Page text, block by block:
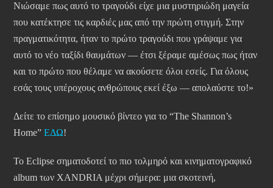
Νιώσαμε πως αυτό το τραγούδι είχε μια μυστηριώδη μαγεία
που κατέκτησε τις καρδιές μας από την πρώτη στιγμή. Στην
πραγματικότητα, ήταν το πρώτο τραγούδι που γράψαμε για
αυτό το νέο ταξίδι θαυμάτων — έτσι ξέραμε αμέσως πως ήταν
και το πρώτο που θέλαμε να ακούσετε όλοι εσείς. Για όλους
εσάς τους υπέροχους ανθρώπους εκεί έξω — απολαύστε το!»
Δείτε το επίσημο μουσικό βίντεο για το “The Shannon’s
Home” ΕΔΩ!
Το Eclipse σηματοδοτεί το πιο τολμηρό και κινηματογραφικό
album των XANDRIA μέχρι σήμερα: μια σκοτεινή,